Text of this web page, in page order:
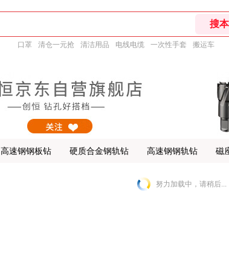
口罩 清仓一元抢 清洁用品 电线电缆 一次性手套 搬运车
高速钢钢板钻 硬质合金钢轨钻 高速钢钢轨钻 磁
努力加载中，请稍后...